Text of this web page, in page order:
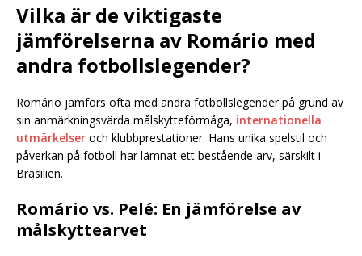
Vilka är de viktigaste
jämförelserna av Romário med
andra fotbollslegender?
Romário jämförs ofta med andra fotbollslegender på grund av
sin anmärkningsvärda målskytteförmåga, internationella
utmärkelser och klubbprestationer. Hans unika spelstil och
påverkan på fotboll har lämnat ett bestående arv, särskilt i
Brasilien.
Romário vs. Pelé: En jämförelse av
målskyttearvet